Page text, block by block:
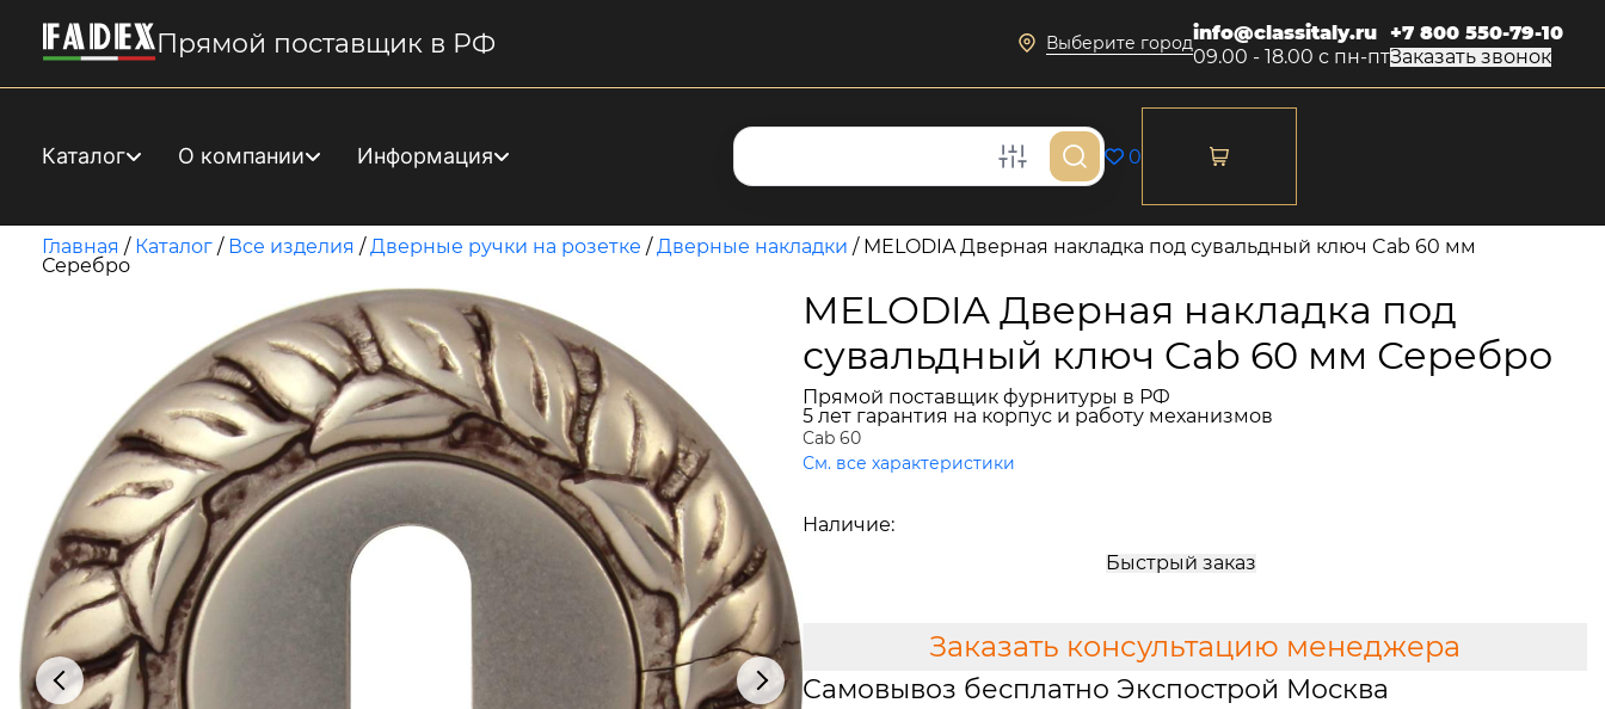
Прямой поставщик в РФ Выберите городinfo@classitaly.ru
09.00 - 18.00 с пн-пт
+7 800 550-79-10
Заказать звонок
Каталог О компании Информация 0
Главная / Каталог / Все изделия /Дверные ручки на розетке /Дверные накладки / MELODIA Дверная накладка под сувальдный ключ Cab 60 мм
Серебро
MELODIA Дверная накладка под
сувальдный ключ Cab 60 мм Серебро
Прямой поставщик фурнитуры в РФ
5 лет гарантия на корпус и работу механизмов
Cab 60
См. все характеристики
Наличие:
Быстрый заказ
Заказать консультацию менеджера
Самовывоз бесплатно Экспострой Москва